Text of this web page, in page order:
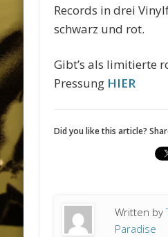
Records in drei
schwarz und rot.
Gibt’s als limitierte
Pressung HIER
Did you like this article?
Written by
Paradise